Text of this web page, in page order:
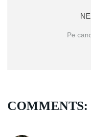
Pe
COMMENTS: